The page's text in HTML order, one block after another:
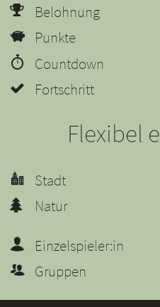
Belohnung
Punkte
Countdown
Fortschritt
Flexibel
Stadt
Natur
Einzelspieler:in
Gruppen